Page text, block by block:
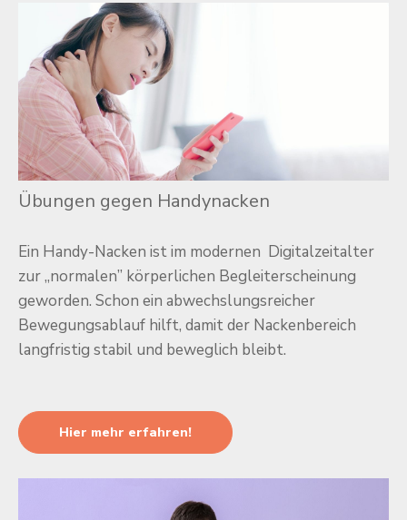
Übungen gegen Handynacken
Ein Handy-Nacken ist im modernen Digitalzeitalter
zur ,,normalen” körperlichen Begleiterscheinung
geworden. Schon ein abwechslungsreicher
Bewegungsablauf hilft, damit der Nackenbereich
langfristig stabil und beweglich bleibt.
Hier mehr erfahren!